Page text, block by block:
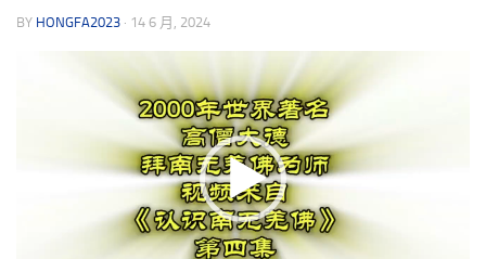
BY HONGFA2023 · 14 6 月, 2024